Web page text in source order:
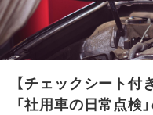
【チェックシート付
「社用車の日常点検